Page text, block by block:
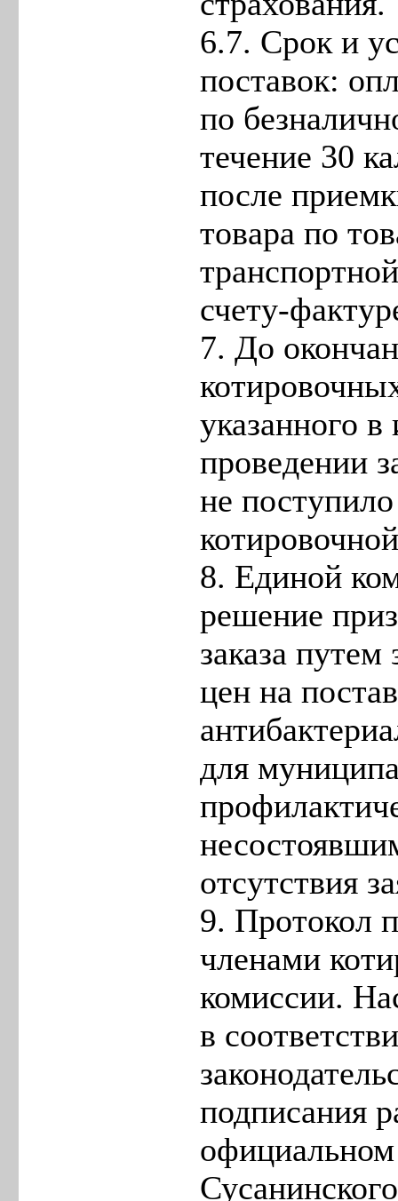
6.7. Срок и
поставок:
по
течение 30
после
товара по
счету-
7. До
указанного
проведении
не
8. Единой
решение
заказа путем
цен на
для
отсутствия
9. Протокол
членами
комиссии.
в
подписания
официальном